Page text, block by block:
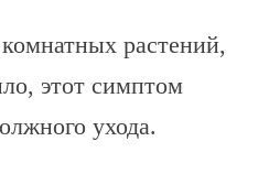
растений,
этот симптом
ухода.